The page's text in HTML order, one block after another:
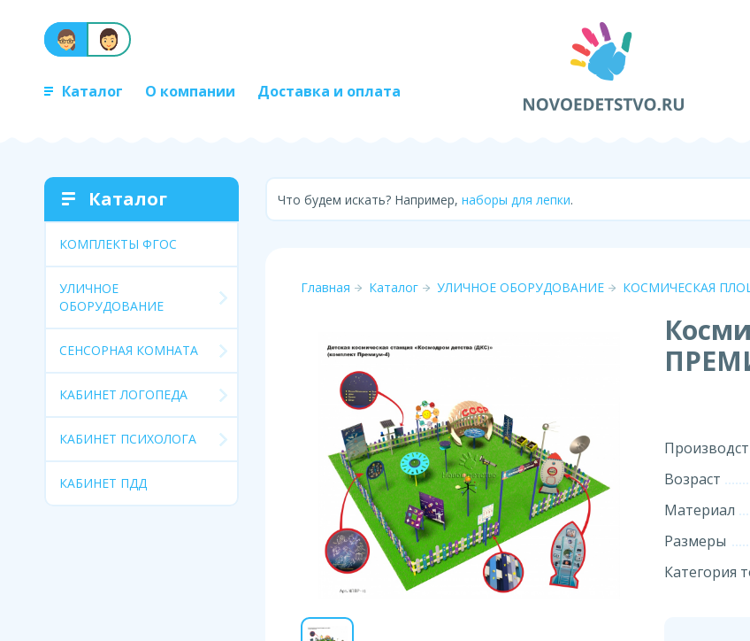
Каталог О компании Доставка и оплата
Каталог
КОМПЛЕКТЫ ФГОС
УЛИЧНОЕ
ОБОРУДОВАНИЕ
СЕНСОРНАЯ КОМНАТА
КАБИНЕТ ЛОГОПЕДА
КАБИНЕТ ПСИХОЛОГА
КАБИНЕТ ПДД
Что будем искать? Например, наборы для лепки.
Главная Каталог УЛИЧНОЕ ОБОРУДОВАНИЕ КОСМИЧЕСКАЯ
Возраст
Материал
Размеры
Категория